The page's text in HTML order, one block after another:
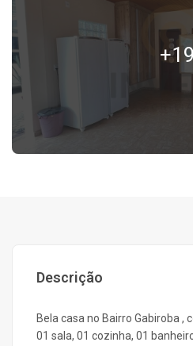
+19
Descrição
Bela casa no Bairro Gabiroba ,
01 sala, 01 cozinha, 01